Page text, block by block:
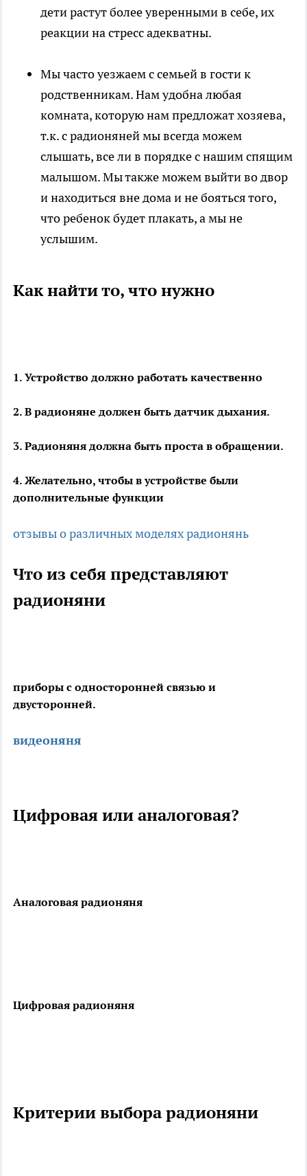
дети растут более уверенными в себе, их
реакции на стресс адекватны.
Мы часто уезжаем с семьей в гости к
родственникам. Нам удобна любая
комната, которую нам предложат хозяева,
т.к. с радионяней мы всегда можем
слышать, все ли в порядке с нашим спящим
малышом. Мы также можем выйти во двор
и находиться вне дома и не бояться того,
что ребенок будет плакать, а мы не
услышим.
Как найти то, что нужно
1. Устройство должно работать качественно
2. В радионяне должен быть датчик дыхания.
3. Радионяня должна быть проста в обращении.
4. Желательно, чтобы в устройстве были
дополнительные функции
отзывы о различных моделях радионянь
Что из себя представляют
радионяни
приборы с односторонней связью и
двусторонней.
видеоняня
Цифровая или аналоговая?
Аналоговая радионяня
Цифровая радионяня
Критерии выбора радионяни